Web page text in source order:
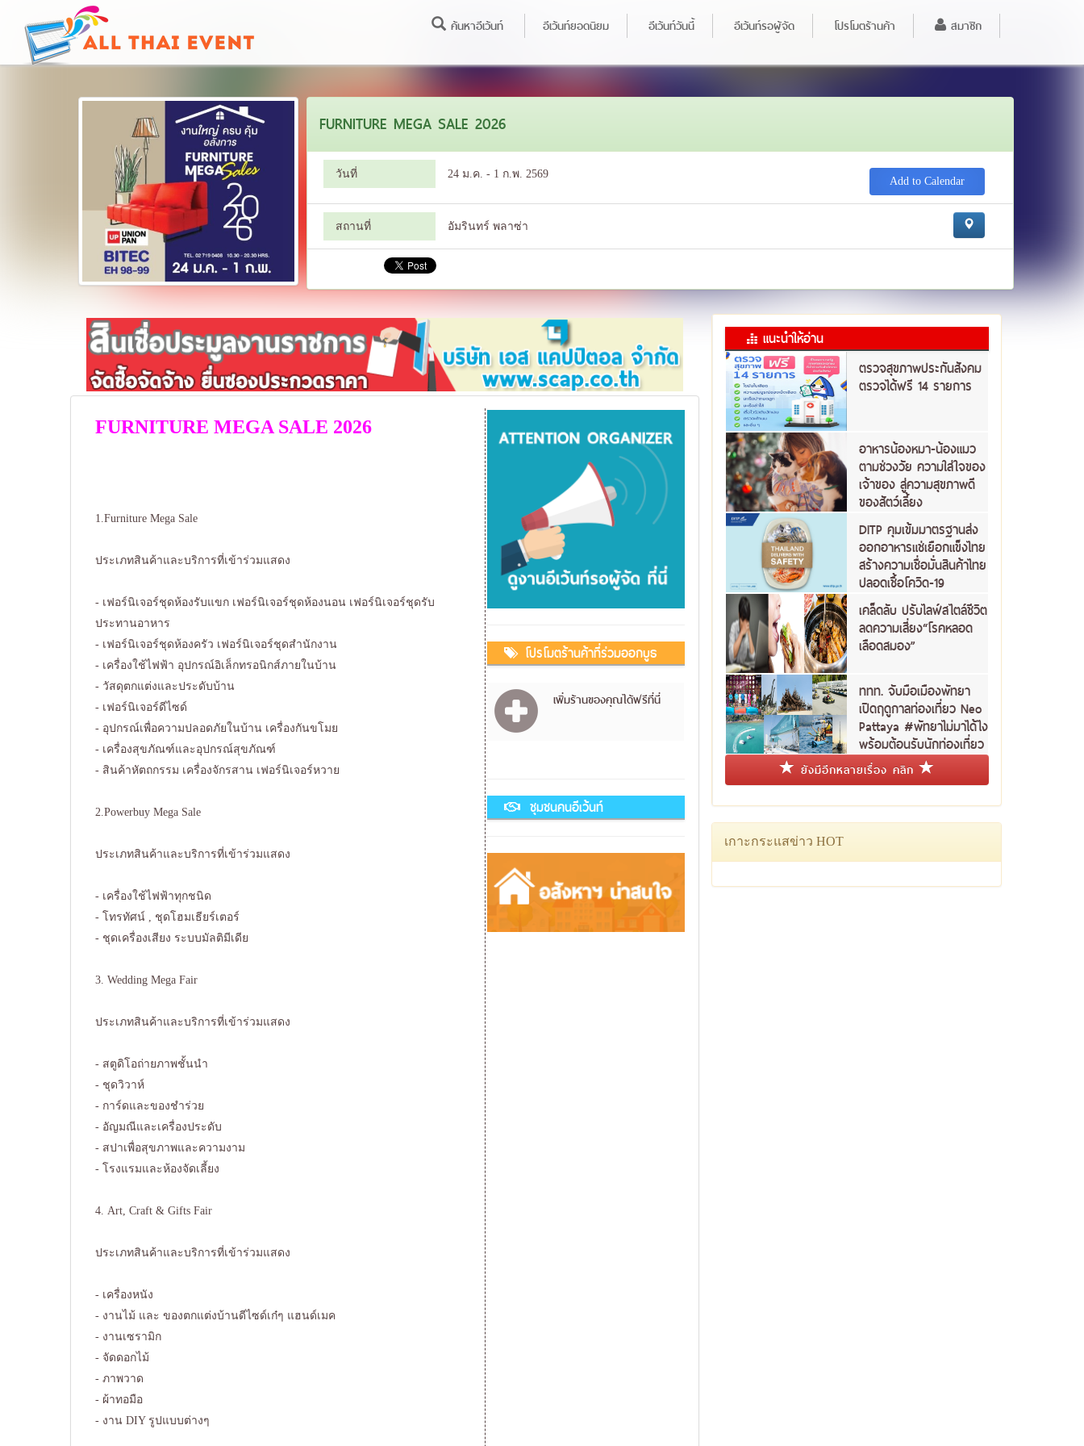
ค้นหาอีเว้นท์ อีเว้นท์ยอดนิยม อีเว้นท์วันนี้ อีเว้นท์รอผู้จัด โปรโมตร้านค้า สมาชิก
FURNITURE MEGA SALE 2026
วันที่ 24 ม.ค. - 1 ก.พ. 2569
Add to Calendar
สถานที่ อัมรินทร์ พลาซ่า
FURNITURE MEGA SALE 2026
1.Furniture Mega Sale
ประเภทสินค้าและบริการที่เข้าร่วมแสดง
- เฟอร์นิเจอร์ชุดห้องรับแขก เฟอร์นิเจอร์ชุดห้องนอน เฟอร์นิเจอร์ชุดรับ
ประทานอาหาร
- เฟอร์นิเจอร์ชุดห้องครัว เฟอร์นิเจอร์ชุดสำนักงาน
- เครื่องใช้ไฟฟ้า อุปกรณ์อิเล็กทรอนิกส์ภายในบ้าน
- วัสดุตกแต่งและประดับบ้าน
- เฟอร์นิเจอร์ดีไซด์
- อุปกรณ์เพื่อความปลอดภัยในบ้าน เครื่องกันขโมย
- เครื่องสุขภัณฑ์และอุปกรณ์สุขภัณฑ์
- สินค้าหัตถกรรม เครื่องจักรสาน เฟอร์นิเจอร์หวาย
2.Powerbuy Mega Sale
ประเภทสินค้าและบริการที่เข้าร่วมแสดง
- เครื่องใช้ไฟฟ้าทุกชนิด
- โทรทัศน์ , ชุดโฮมเธียร์เตอร์
- ชุดเครื่องเสียง ระบบมัลติมีเดีย
3. Wedding Mega Fair
ประเภทสินค้าและบริการที่เข้าร่วมแสดง
- สตูดิโอถ่ายภาพชั้นนำ
- ชุดวิวาห์
- การ์ดและของชำร่วย
- อัญมณีและเครื่องประดับ
- สปาเพื่อสุขภาพและความงาม
- โรงแรมและห้องจัดเลี้ยง
4. Art, Craft & Gifts Fair
ประเภทสินค้าและบริการที่เข้าร่วมแสดง
- เครื่องหนัง
- งานไม้ และ ของตกแต่งบ้านดีไซด์เก๋ๆ แฮนด์เมค
- งานเซรามิก
- จัดดอกไม้
- ภาพวาด
- ผ้าทอมือ
- งาน DIY รูปแบบต่างๆ
โปรโมตร้านค้าที่ร่วมออกบูธ
เพิ่มร้านของคุณได้ฟรีที่นี่
ชุมชนคนอีเว้นท์
แนะนำให้อ่าน
ตรวจสุขภาพประกันสังคม
ตรวจได้ฟรี 14 รายการ
อาหารน้องหมา-น้องแมว
ตามช่วงวัย ความใส่ใจของ
เจ้าของ สู่ความสุขภาพดี
ของสัตว์เลี้ยง
DITP คุมเข้มมาตรฐานส่ง
ออกอาหารแช่เยือกแข็งไทย
สร้างความเชื่อมั่นสินค้าไทย
ปลอดเชื้อโควิด-19
เคล็ดลับ ปรับไลฟ์สไตล์ชีวิต
ลดความเสี่ยง“โรคหลอด
เลือดสมอง”
ททท. จับมือเมืองพัทยา
เปิดฤดูกาลท่องเที่ยว Neo
Pattaya #พัทยาไม่มาได้ไง
พร้อมต้อนรับนักท่องเที่ยว
ชาวไทย
ยังมีอีกหลายเรื่อง คลิก
เกาะกระแสข่าว HOT